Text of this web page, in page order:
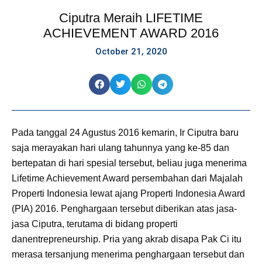
Ciputra Meraih LIFETIME
ACHIEVEMENT AWARD 2016
October 21, 2020
Pada tanggal 24 Agustus 2016 kemarin, Ir Ciputra baru
saja merayakan hari ulang tahunnya yang ke-85 dan
bertepatan di hari spesial tersebut, beliau juga menerima
Lifetime Achievement Award persembahan dari Majalah
Properti Indonesia lewat ajang Properti Indonesia Award
(PIA) 2016. Penghargaan tersebut diberikan atas jasa-
jasa Ciputra, terutama di bidang properti
danentrepreneurship. Pria yang akrab disapa Pak Ci itu
merasa tersanjung menerima penghargaan tersebut dan